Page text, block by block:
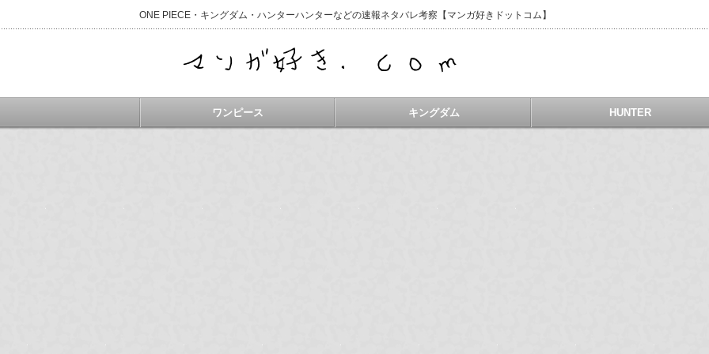
ONE PIECE・キングダム・ハンターハンターなどの速報ネタバレ考察【マンガ好きドットコム】
ワンピース キングダム HUNTER